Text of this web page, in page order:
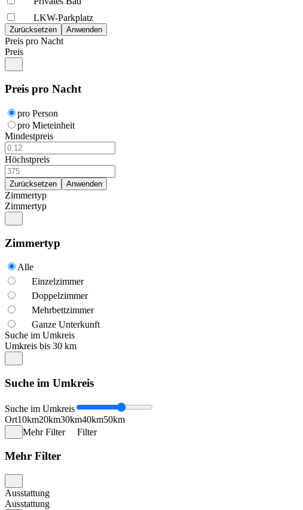
LKW-Parkplatz
Preis pro Nacht
Preis
Preis pro Nacht
pro Person
pro Mieteinheit
Mindestpreis
Höchstpreis
Zimmertyp
Zimmertyp
Zimmertyp
Alle
Einzelzimmer
Doppelzimmer
Mehrbettzimmer
Ganze Unterkunft
Suche im Umkreis
Umkreis bis 30 km
Suche im Umkreis
Suche im Umkreis
Ort10km20km30km40km50km
Mehr Filter
Filter
Mehr Filter
Ausstattung
Ausstattung